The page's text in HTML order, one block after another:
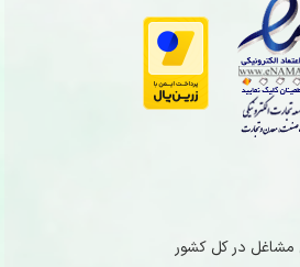
مشاغل در کل کشور